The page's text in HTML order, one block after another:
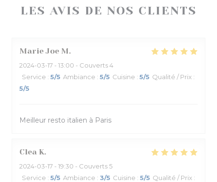
LES AVIS DE NOS CLIENTS
Marie Joe M
2024-03-17 - 13:00 - Couverts 4
Service : 5/5 Ambiance : 5/5 Cuisine : 5/5 Qualité / Prix :
5/5
Meilleur resto italien à Paris
Clea K
2024-03-17 - 19:30 - Couverts 5
Service : 5/5 Ambiance : 3/5 Cuisine : 5/5 Qualité / Prix :